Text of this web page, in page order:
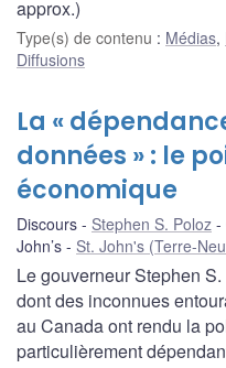
approx.)
Type(s) de contenu : Médias,
Diffusions
La «
données » : le
économique
Discours Stephen S. Poloz
John’s
St. John's (Terre-
Le gouverneur Stephen
dont des inconnues
au Canada ont rendu la
particulièrement